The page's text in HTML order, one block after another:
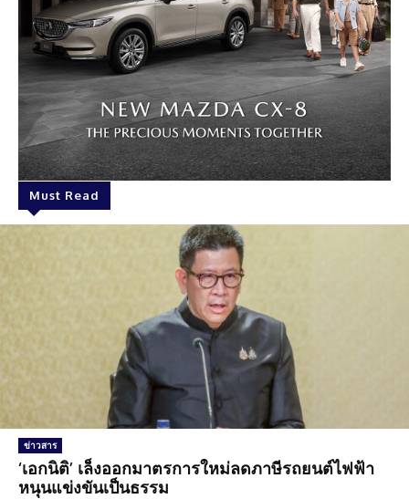
Must Read
ข่าวสาร
‘เอกนิติ’ เล็งออกมาตรการใหม่ลดภาษีรถยนต์ไฟฟ้า
หนุนแข่งขันเป็นธรรม